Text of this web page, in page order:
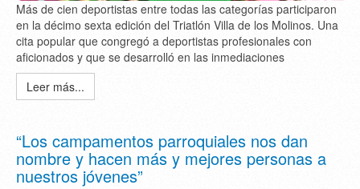
Más de cien deportistas entre todas las categorías participaron
en la décimo sexta edición del Triatlón Villa de los Molinos. Una
cita popular que congregó a deportistas profesionales con
aficionados y que se desarrolló en las inmediaciones
Leer más...
“Los campamentos parroquiales nos dan
nombre y hacen más y mejores personas a
nuestros jóvenes”